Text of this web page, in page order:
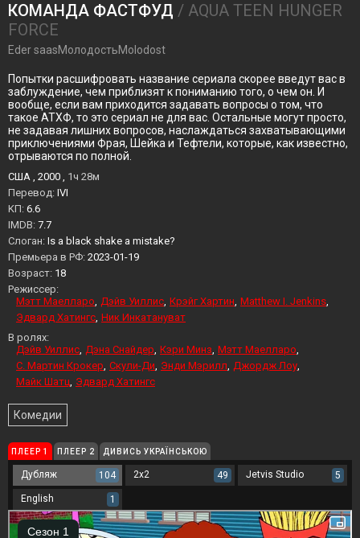
КОМАНДА ФАСТФУД / AQUA TEEN HUNGER
FORCE
Eder saasМолодостьMolodost
Попытки расшифровать название сериала скорее введут вас в
заблуждение, чем приблизят к пониманию того, о чем он. И
вообще, если вам приходится задавать вопросы о том, что
такое АТХФ, то это сериал не для вас. Остальные могут просто,
не задавая лишних вопросов, наслаждаться захватывающими
приключениями Фрая, Шейка и Тефтели, которые, как известно,
отрываются по полной.
США , 2000 , 1ч 28м
Перевод: IVI
KП: 6.6
IMDB: 7.7
Слоган: Is a black shake a mistake?
Премьера в РФ: 2023-01-19
Возраст: 18
Режиссер:
Мэтт Маелларо Дэйв Уиллис Крэйг Хартин Matthew I. Jenkins
Эдвард Хатингс Ник Инкатануват
В ролях:
Дэйв Уиллис Дэна Снайдер Кэри Минз Мэтт Маелларо
С. Мартин Крокер Скули-Ди Энди Мэрилл Джордж Лоу
Майк Шатц Эдвард Хатингс
Комедии
ПЛЕЕР 1 ПЛЕЕР 2 ДИВИСЬ УКРАЇНСЬКОЮ
Дубляж 104 2x2 49 Jetvis Studio 5
English 1